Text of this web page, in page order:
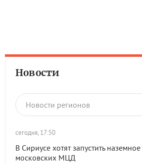
Новости
Новости регионов
сегодня, 17:50
В Сириусе хотят запустить
московских МЦД